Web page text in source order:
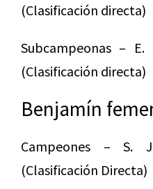
(Clasificación directa)
Subcampeonas –
(Clasificación directa)
Benjamín
Campeones – S.
(Clasificación Directa)